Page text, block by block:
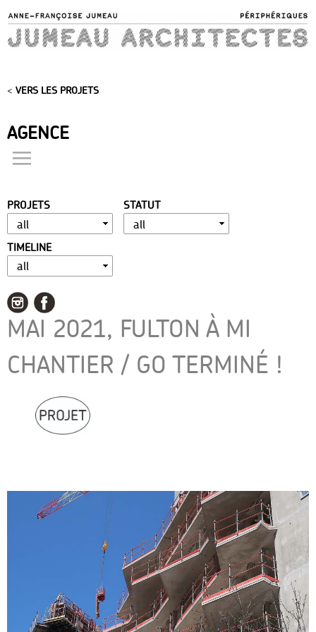
main
content
< VERS LES PROJETS
AGENCE
présentation
distinctions
publications
portfolio
contact
PROJETS STATUT
TIMELINE
MAI 2021, FULTON À MI
CHANTIER / GO TERMINÉ !